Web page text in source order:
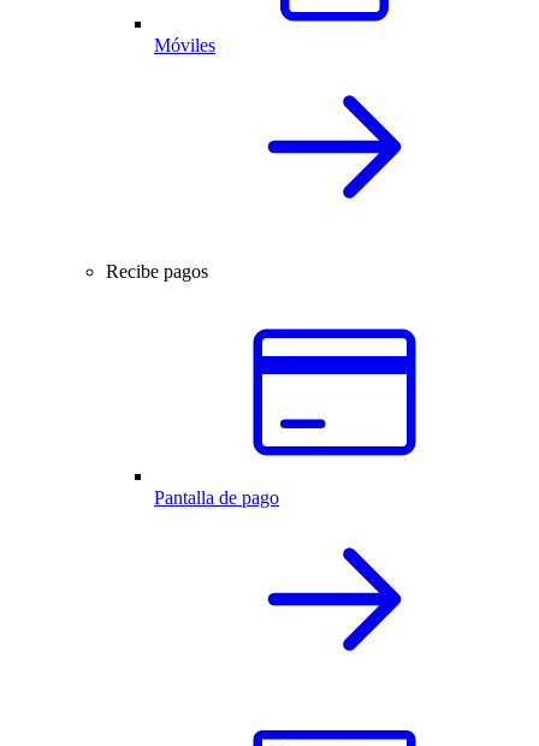
Móviles
Recibe pagos
Pantalla de pago